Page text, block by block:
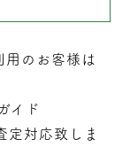
用のお客様は
イド
定対応致しま